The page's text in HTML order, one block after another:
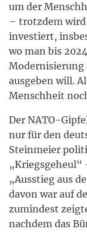
um der
– trotzdem
investiert,
wo man bis
Modernisierung
ausgeben will.
Menschheit
Der NATO-
nur für den
Steinmeier
„Kriegsgeheul“
„Ausstieg aus
davon war auf
zumindest
nachdem das